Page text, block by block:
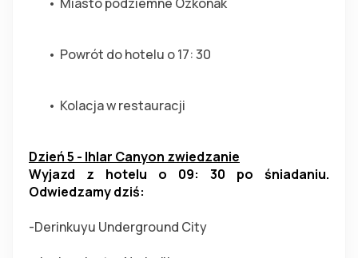
Powrót do hotelu o 17: 30
Kolacja w restauracji
Dzień 5 - Ihlar Canyon zwiedzanie
Wyjazd z hotelu o 09: 30 po śniadaniu.
Odwiedzamy dziś:
-Derinkuyu Underground City